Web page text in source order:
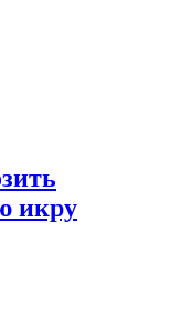
икру